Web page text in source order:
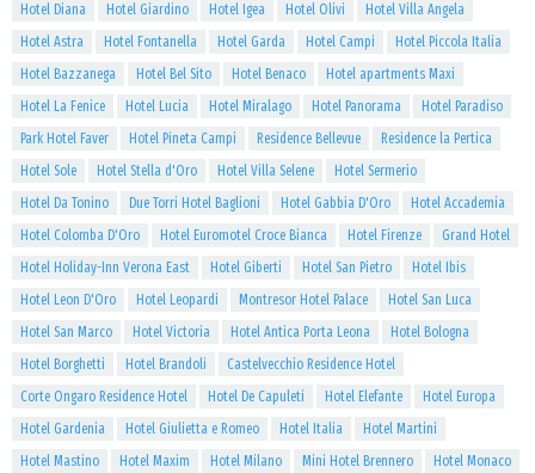
Hotel Diana
Hotel Giardino Hotel Igea Hotel Olivi
Hotel Villa Angela
Hotel Astra
Hotel Fontanella Hotel Garda Hotel Campi
Hotel Piccola Italia
Hotel Bazzanega
Hotel Bel Sito Hotel Benaco
Hotel apartments Maxi
Hotel La Fenice
Hotel Lucia Hotel Miralago Hotel Panorama
Hotel Paradiso
Park Hotel Faver
Hotel Pineta Campi Residence Bellevue
Residence la Pertica
Hotel Sole
Hotel Stella d'Oro Hotel Villa Selene
Hotel Sermerio
Hotel Da Tonino
Due Torri Hotel Baglioni Hotel Gabbia D'Oro
Hotel Accademia
Hotel Colomba D'Oro
Hotel Euromotel Croce Bianca Hotel Firenze
Grand Hotel
Hotel Holiday-Inn Verona East
Hotel Giberti Hotel San Pietro
Hotel Ibis
Hotel Leon D'Oro
Hotel Leopardi Montresor Hotel Palace
Hotel San Luca
Hotel San Marco
Hotel Victoria Hotel Antica Porta Leona
Hotel Bologna
Hotel Borghetti
Hotel Brandoli
Castelvecchio Residence Hotel
Corte Ongaro Residence Hotel
Hotel De Capuleti Hotel Elefante
Hotel Europa
Hotel Gardenia
Hotel Giulietta e Romeo Hotel Italia
Hotel Martini
Hotel Mastino
Hotel Maxim Hotel Milano Mini Hotel Brennero
Hotel Monaco